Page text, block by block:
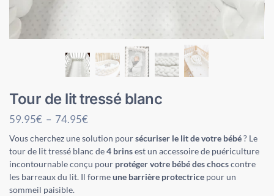
Tour de lit tressé blanc
59.95€ – 74.95€
Vous cherchez une solution poursécuriser le lit de votre bébé? Le
tour de lit tressé blanc de4 brinsest un accessoire de puériculture
incontournable conçu pour protéger votre bébé des chocscontre
les barreaux du lit. Il formeune barrière protectrice pour un
sommeil paisible.